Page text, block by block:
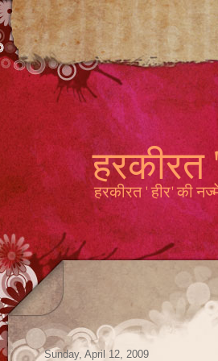
हरकीरत
हरकीरत ' हीर' की
Sunday, April 12, 2009